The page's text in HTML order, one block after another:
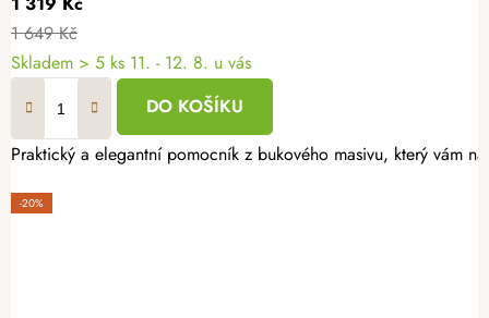
1 649 Kč
Skladem > 5 ks 11. - 12. 8. u vás
DO KOŠÍKU
Praktický a elegantní pomocník z bukového masivu, který vám
-20%